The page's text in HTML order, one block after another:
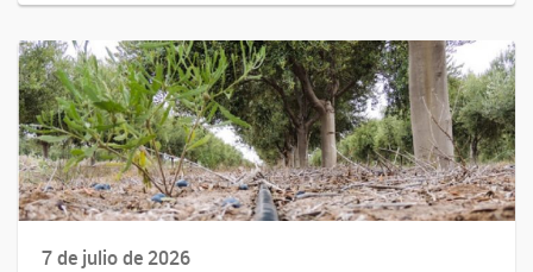
7 de julio de 2026